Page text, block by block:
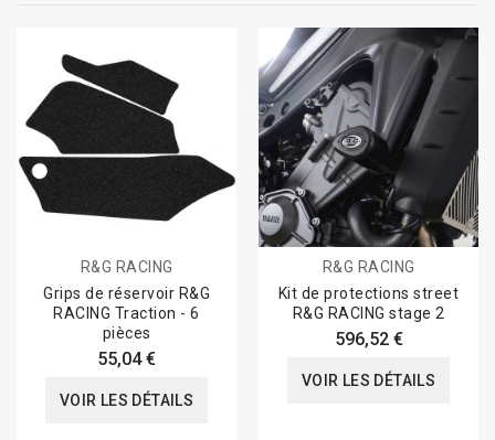
R&G RACING
Grips de réservoir R&G
RACING Traction - 6
pièces
55,04 €
VOIR LES DÉTAILS
R&G RACING
Kit de protections street
R&G RACING stage 2
596,52 €
VOIR LES DÉTAILS